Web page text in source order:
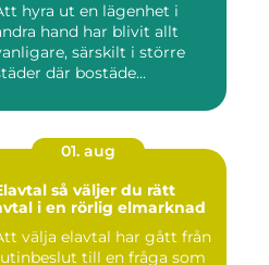
hyra ut en lägenhet i
hand har blivit allt
särskilt i större
där bostäde...
01. aug
så väljer du rätt
i en rörlig elmarknad
välja elavtal har gått från
till en fråga som